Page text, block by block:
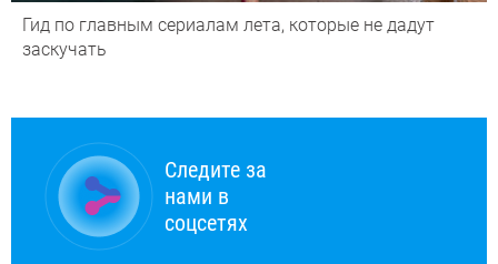
Гид по главным сериалам лета, которые не дадут
заскучать
Следите за
нами в
соцсетях